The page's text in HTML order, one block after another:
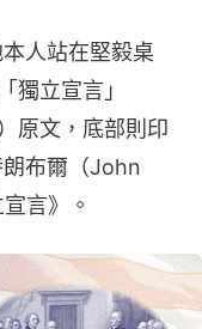
人站在堅毅桌
獨立宣言」
原文，底部則印
布爾（John
言》。